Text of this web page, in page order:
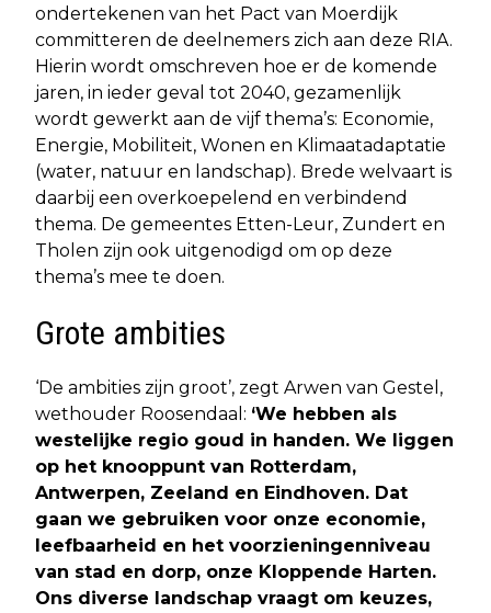
ondertekenen van het Pact van Moerdijk
committeren de deelnemers zich aan deze RIA.
Hierin wordt omschreven hoe er de komende
jaren, in ieder geval tot 2040, gezamenlijk
wordt gewerkt aan de vijf thema’s: Economie,
Energie, Mobiliteit, Wonen en Klimaatadaptatie
(water, natuur en landschap). Brede welvaart is
daarbij een overkoepelend en verbindend
thema. De gemeentes Etten-Leur, Zundert en
Tholen zijn ook uitgenodigd om op deze
thema’s mee te doen.
Grote ambities
‘De ambities zijn groot’, zegt Arwen van Gestel,
wethouder Roosendaal: ‘We hebben als
westelijke regio goud in handen. We liggen
op het knooppunt van Rotterdam,
Antwerpen, Zeeland en Eindhoven. Dat
gaan we gebruiken voor onze economie,
leefbaarheid en het voorzieningenniveau
van stad en dorp, onze Kloppende Harten.
Ons diverse landschap vraagt om keuzes,